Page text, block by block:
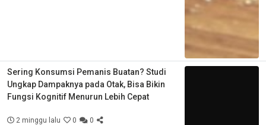
Sering Konsumsi Pemanis Buatan? Studi
Ungkap Dampaknya pada Otak, Bisa Bikin
Fungsi Kognitif Menurun Lebih Cepat
2 minggu lalu 0 0